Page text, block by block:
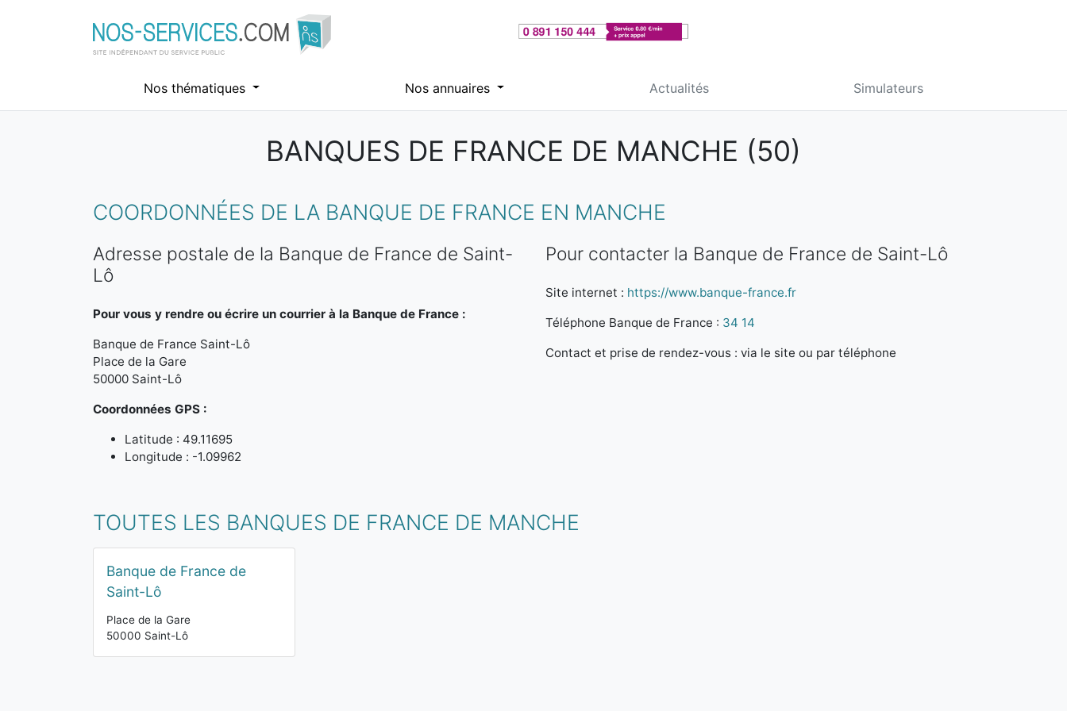
Nos thématiques Nos annuaires Actualités Simulateurs
BANQUES DE FRANCE DE MANCHE (50)
COORDONNÉES DE LA BANQUE DE FRANCE EN MANCHE
Adresse postale de la Banque de France de Saint-
Lô
Pour vous y rendre ou écrire un courrier à la Banque de France :
Banque de France Saint-Lô
Place de la Gare
50000 Saint-Lô
Coordonnées GPS :
Latitude : 49.11695
Longitude : -1.09962
Pour contacter la Banque de France de Saint-Lô
Site internet : https://www.banque-france.fr
Téléphone Banque de France : 34 14
Contact et prise de rendez-vous : via le site ou par téléphone
TOUTES LES BANQUES DE FRANCE DE MANCHE
Banque de France de
Saint-Lô
Place de la Gare
50000 Saint-Lô